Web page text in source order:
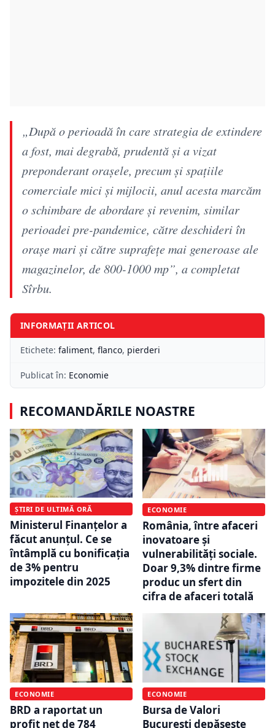
„După o perioadă în care strategia de extindere
a fost, mai degrabă, prudentă şi a vizat
preponderant oraşele, precum şi spaţiile
comerciale mici şi mijlocii, anul acesta marcăm
o schimbare de abordare şi revenim, similar
perioadei pre-pandemice, către deschideri în
oraşe mari şi către suprafeţe mai generoase ale
magazinelor, de 800-1000 mp”, a completat
Sîrbu.
INFORMAȚII ARTICOL
Etichete: faliment, flanco, pierderi
Publicat în: Economie
RECOMANDĂRILE NOASTRE
ȘTIRI DE ULTIMĂ ORĂ
Ministerul Finanțelor a
făcut anunțul. Ce se
întâmplă cu bonificația
de 3% pentru
impozitele din 2025
ECONOMIE
România, între afaceri
inovatoare și
vulnerabilități sociale.
Doar 9,3% dintre firme
produc un sfert din
cifra de afaceri totală
ECONOMIE
BRD a raportat un
profit net de 784
ECONOMIE
Bursa de Valori
București depășește